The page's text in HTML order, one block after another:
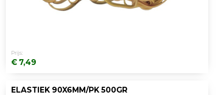
Prijs:
€ 7,49
ELASTIEK 90X6MM/PK 500GR